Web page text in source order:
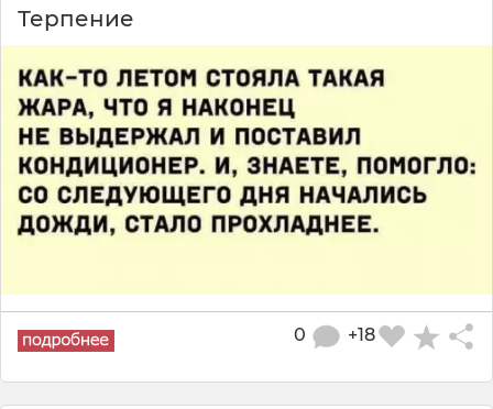
Терпение
+18
0